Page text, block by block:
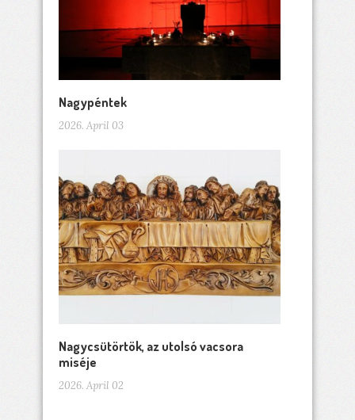
Nagypéntek
2026. April 03
Nagycsütörtök, az utolsó vacsora
miséje
2026. April 02